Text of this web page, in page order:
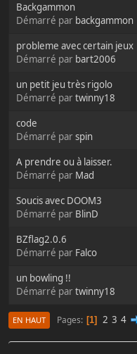
Backgammon
Démarré par backgammon
probleme avec certain jeux
Démarré par bart2006
un petit jeu très rigolo
Démarré partwinny18
code
Démarré parspin
A prendre ou à laisser.
Démarré par Mad
Soucis avec DOOM3
Démarré par BlinD
BZflag2.0.6
Démarré par Falco
un bowling !!
Démarré partwinny18
EN HAUT Pages 1 2 3 4